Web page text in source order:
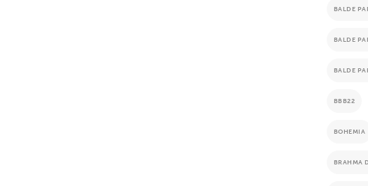
BALDE
BALDE
BALDE
BBB22
BOHEMIA
BRAHMA